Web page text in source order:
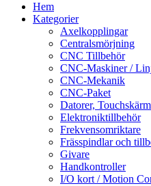
Hem
Kategorier
Axelkopplingar
Centralsmörjning
CNC Tillbehör
CNC-Maskiner /
CNC-Mekanik
CNC-Paket
Datorer,
Elektroniktillbehör
Frekvensomriktare
Frässpindlar och
Givare
Handkontroller
I/O kort / Motion